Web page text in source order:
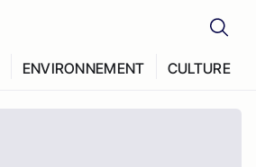
ENVIRONNEMENT CULTURE